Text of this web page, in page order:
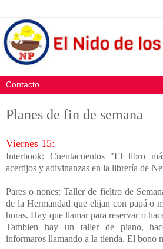
Planes de fin de semana
Viernes 15:
Interbook: Cuentacuentos "El libro
acertijos y adivinanzas en la librería de
Pares o nones: Taller de fieltro de
de la Hermandad que elijan con papá o
horas. Hay que llamar para reservar o
Tambien hay un taller de piano,
informaros llamando a la tienda. El bono